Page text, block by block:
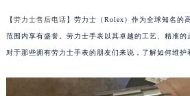
【劳力士售后电话】劳力士（Rolex）作为全球知名的
范围内享有盛誉。劳力士手表以其卓越的工艺、精准的
对于那些拥有劳力士手表的朋友们来说，了解如何维护